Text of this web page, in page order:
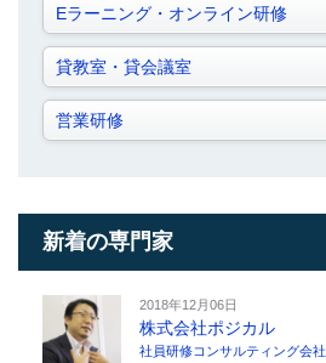
Eラーニング・オンライン研修
貸教室・貸会議室
営業研修
新着の専門家
2018年12月06日
株式会社ポジカル
社員研修コンサルティング会社